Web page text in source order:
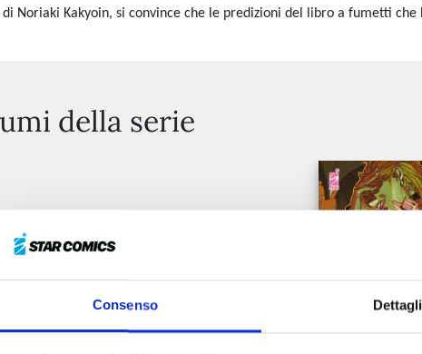
Consenso Dettagli
Noriaki Kakyoin, si convince che le predizioni del libro a fumetti
della serie